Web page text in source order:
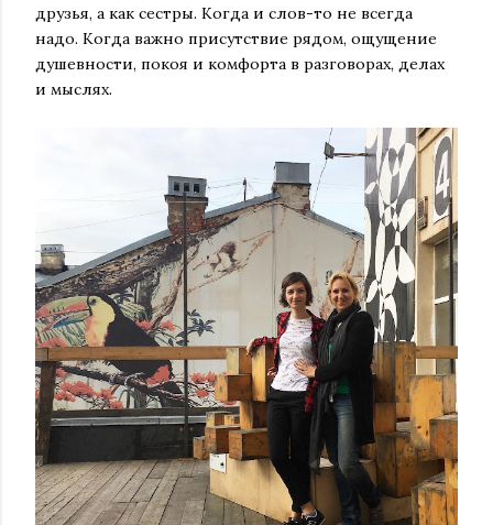
друзья, а как сестры. Когда и слов-то не всегда
надо. Когда важно присутствие рядом, ощущение
душевности, покоя и комфорта в разговорах, делах
и мыслях.